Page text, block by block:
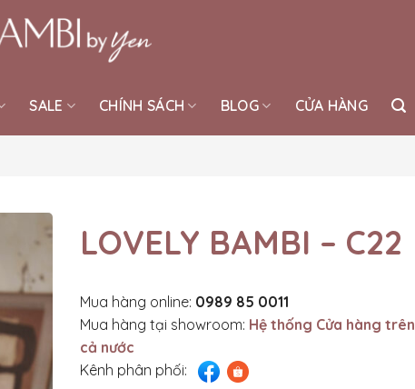
SALE CHÍNH SÁCH BLOG CỬA HÀNG
LOVELY BAMBI – C22
Mua hàng online: 0989 85 0011
Mua hàng tại showroom: Hệ thống Cửa hàng trên
cả nước
Kênh phân phối: